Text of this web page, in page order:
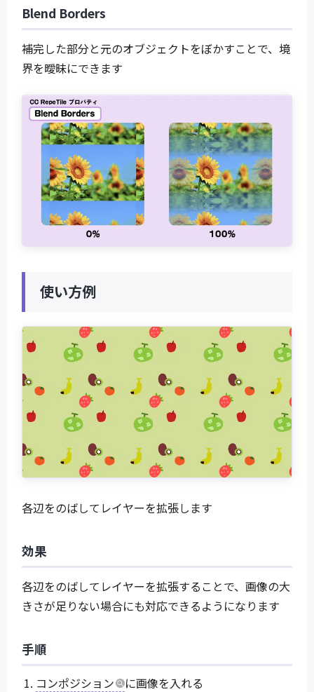
Blend Borders
補完した部分と元のオブジェクトをぼかすことで、境
界を曖昧にできます
使い方例
各辺をのばしてレイヤーを拡張します
効果
各辺をのばしてレイヤーを拡張することで、画像の大
きさが足りない場合にも対応できるようになります
手順
コンポジション
に画像を入れる